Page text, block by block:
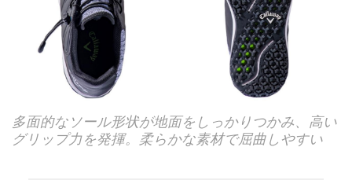
多面的なソール形状が地面をしっかりつかみ、高い
グリップ力を発揮。柔らかな素材で屈曲しやすい